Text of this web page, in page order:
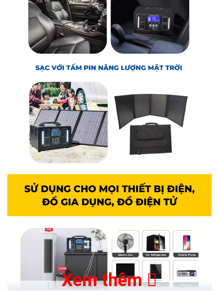
Xem thêm